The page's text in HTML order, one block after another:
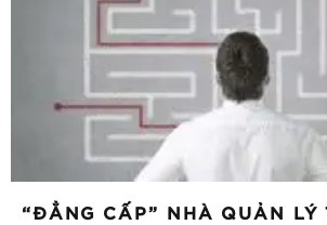
“ĐẲNG CẤP” NHÀ QUẢN LÝ